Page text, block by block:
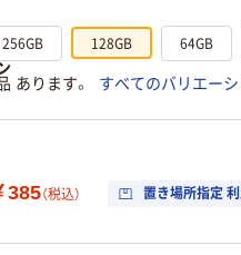
256GB 128GB 64GB
あります。
すべてのバリエー
385（税込） 置き場所指定